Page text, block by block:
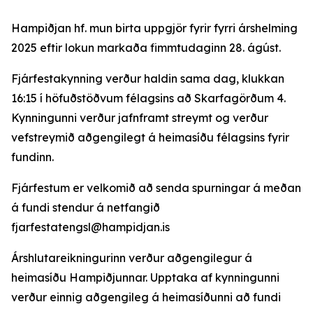
Hampiðjan hf. mun birta uppgjör fyrir fyrri árshelming
2025 eftir lokun markaða fimmtudaginn 28. ágúst.
Fjárfestakynning verður haldin sama dag, klukkan
16:15 í höfuðstöðvum félagsins að Skarfagörðum 4.
Kynningunni verður jafnframt streymt og verður
vefstreymið aðgengilegt á heimasíðu félagsins fyrir
fundinn.
Fjárfestum er velkomið að senda spurningar á meðan
á fundi stendur á netfangið
fjarfestatengsl@hampidjan.is
Árshlutareikningurinn verður aðgengilegur á
heimasíðu Hampiðjunnar. Upptaka af kynningunni
verður einnig aðgengileg á heimasíðunni að fundi